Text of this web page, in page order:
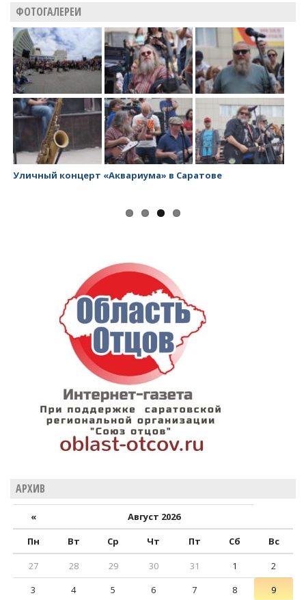
ФОТОГАЛЕРЕИ
Уличный концерт «Аквариума» в Саратове
АРХИВ
«
Август 2026
Пн
Вт Ср Чт Пт Сб
Вс
27
28 29 30 31 1
2
3
4 5 6 7 8
9